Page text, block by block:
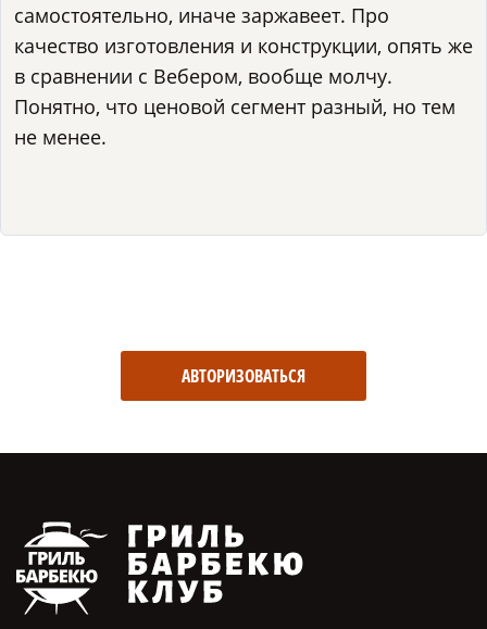
самостоятельно, иначе заржавеет. Про
качество изготовления и конструкции, опять же
в сравнении с Вебером, вообще молчу.
Понятно, что ценовой сегмент разный, но тем
не менее.
АВТОРИЗОВАТЬСЯ